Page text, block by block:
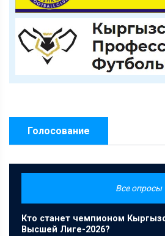
Голосование
Все опросы
Кто станет чемпионом
Высшей Лиге-2026?